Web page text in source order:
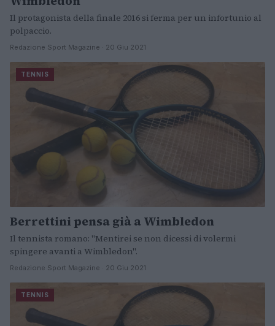
Il protagonista della finale 2016 si ferma per un infortunio al
polpaccio.
Redazione Sport Magazine · 20 Giu 2021
TENNIS
Berrettini pensa già a Wimbledon
Il tennista romano: "Mentirei se non dicessi di volermi
spingere avanti a Wimbledon".
Redazione Sport Magazine · 20 Giu 2021
TENNIS